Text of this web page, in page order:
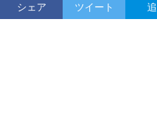
シェア ツイート